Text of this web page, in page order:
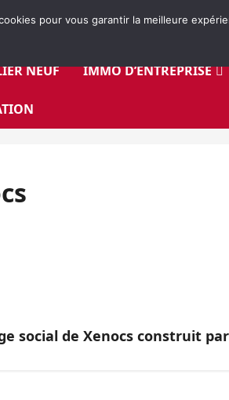
NEUF IMMO D’ENTREPRISE
social de Xenocs construit par
pour vous garantir la meilleure